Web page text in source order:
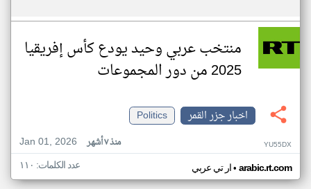
منتخب عربي وحيد يودع كأس إفريقيا
2025 من دور المجموعات
اخبار جزر القمر
Politics
Jan 01, 2026
منذ ٧ أشهر YU55DX
ار تي عربي• arabic.rt.com عدد الكلمات: ١١٠